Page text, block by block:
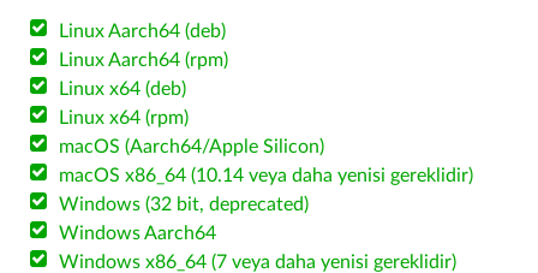
Linux Aarch64 (deb)
Linux Aarch64 (rpm)
Linux x64 (deb)
Linux x64 (rpm)
macOS (Aarch64/Apple Silicon)
macOS x86_64 (10.14 veya daha yenisi gereklidir)
Windows (32 bit, deprecated)
Windows Aarch64
Windows x86_64 (7 veya daha yenisi gereklidir)